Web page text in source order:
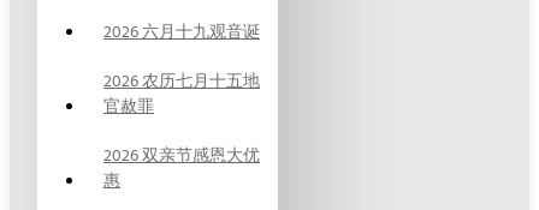
2026 六月十九观音诞
2026 农历七月十五地
官赦罪
2026 双亲节感恩大优
惠